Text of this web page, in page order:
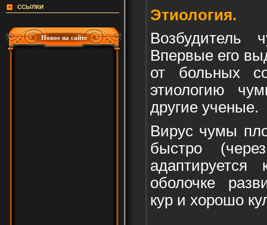
ССЫЛКИ
Новое на сайте
Этиология.
Впервые его
от больных
этиологию
другие ученые.
Вирус чумы
быстро
адаптируется
оболочке
кур и хорошо